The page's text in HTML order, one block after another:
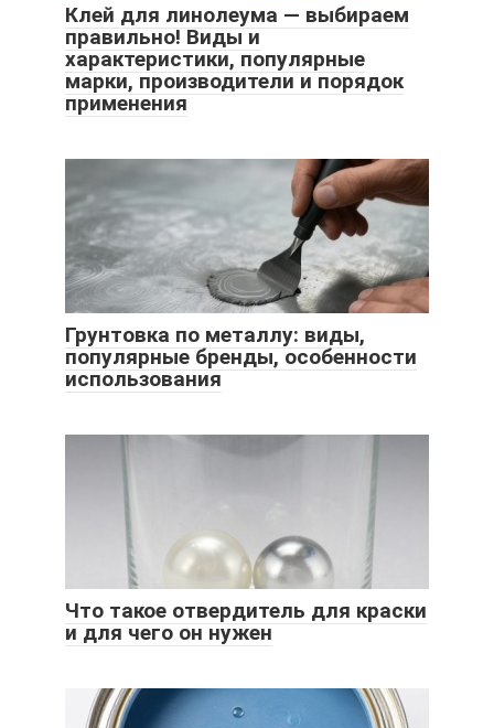
Клей для линолеума — выбираем
правильно! Виды и
характеристики, популярные
марки, производители и порядок
применения
Грунтовка по металлу: виды,
популярные бренды, особенности
использования
Что такое отвердитель для краски
и для чего он нужен